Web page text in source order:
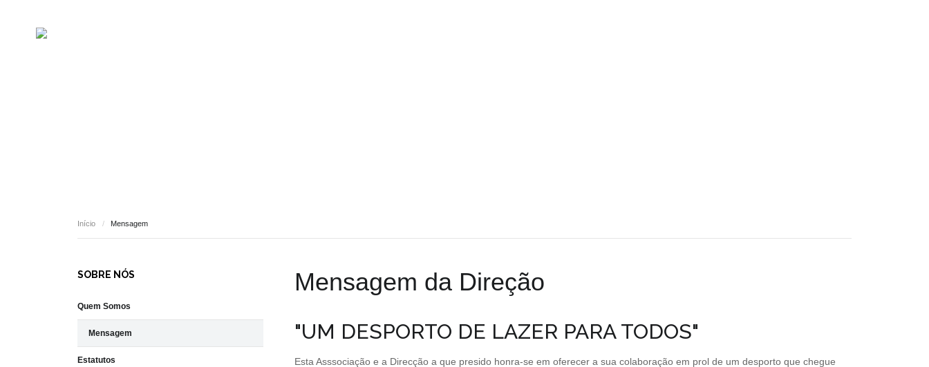
Início / Mensagem
Mensagem da Direção
"UM DESPORTO DE LAZER PARA TODOS"
Esta Asssociação e a Direcção a que presido honra-se em oferecer a sua colaboração em prol de um desporto que chegue
SOBRE NÓS
Quem Somos
Mensagem
Estatutos